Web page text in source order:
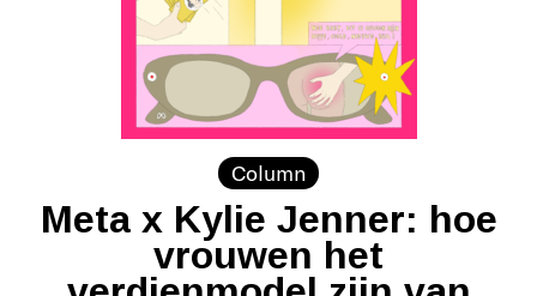
Column
Meta x Kylie Jenner: hoe
vrouwen het